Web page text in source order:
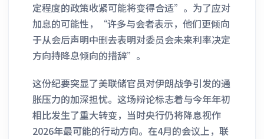
定程度的政策收紧可能将变得合适”。为了应对
加息的可能性，“许多与会者表示，他们更倾向
于从会后声明中删去表明对委员会未来利率决定
方向持降息倾向的措辞”。
这份纪要突显了美联储官员对伊朗战争引发的通
胀压力的加深担忧。这场辩论标志着与今年年初
相比发生了重大转变，当时央行仍将降息视作
2026年最可能的行动方向。在4月的会议上，联